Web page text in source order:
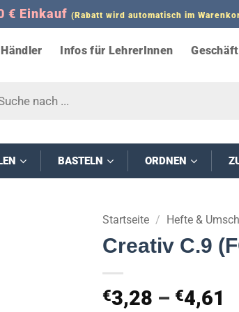
€ Einkauf (Rabatt wird automatisch im
Händler Infos für LehrerInnen Geschäft
BASTELN ORDNEN
Startseite / Hefte &
Creativ C.9
€3,28 – €4,61